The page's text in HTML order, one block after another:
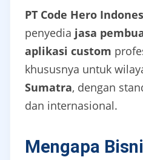
PT Code Hero
penyedia jasa
aplikasi custom
khususnya untuk
Sumatra, dengan
dan internasional.
Mengapa